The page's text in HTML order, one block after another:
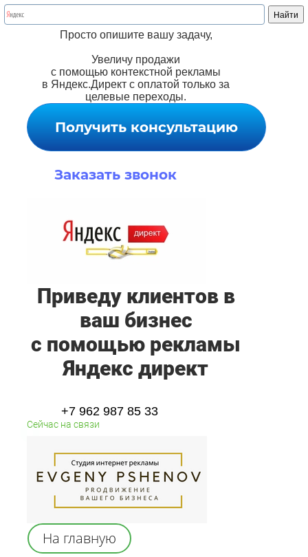
Просто опишите вашу задачу,
Увеличу продажи
с помощью контекстной рекламы
в Яндекс.Директ с оплатой только за
целевые переходы.
Получить консультацию
Заказать звонок
Приведу клиентов в
ваш бизнес
с помощью рекламы
Яндекс директ
+7 962 987 85 33
Сейчас на связи
На главную